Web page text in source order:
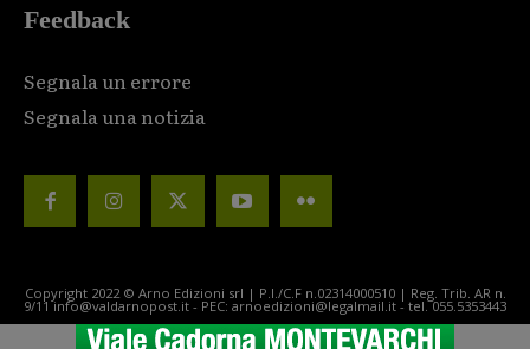
Feedback
Segnala un errore
Segnala una notizia
Copyright 2022 © Arno Edizioni srl | P.I./C.F n.02314000510 | Reg. Trib. AR n.
9/11 info@valdarnopost.it - PEC: arnoedizioni@legalmail.it - tel. 055.5353443